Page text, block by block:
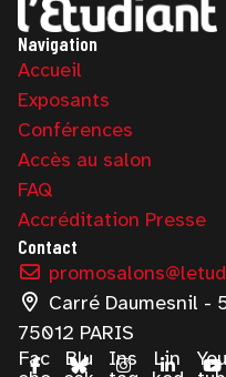
Navigation
Accueil
Exposants
Conférences
Accès au salon
FAQ
Accréditation Presse
Contact
Carré Daumesnil -
75012 PARIS
Fac
Blu
Ins
Lin
You